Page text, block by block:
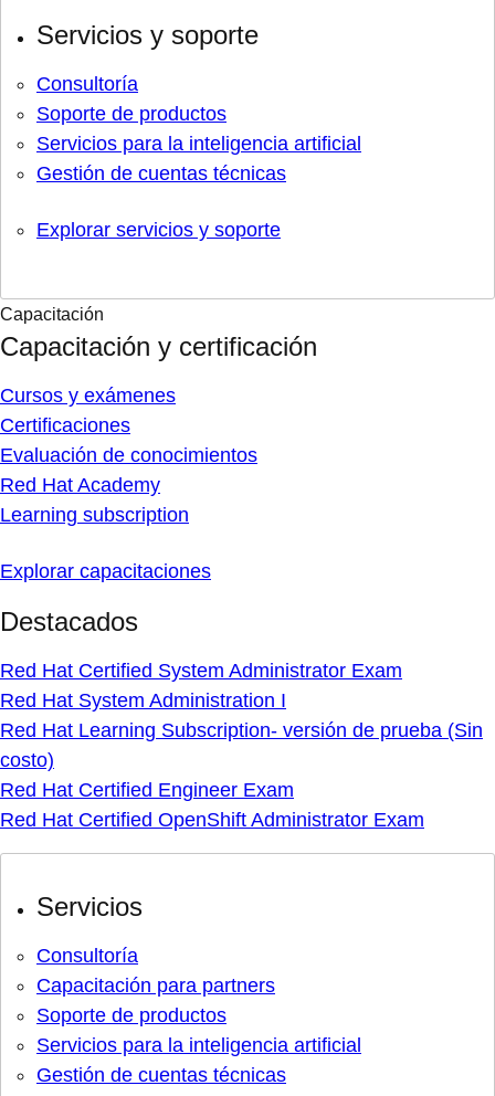
Servicios y soporte
Consultoría
Soporte de productos
Servicios para la inteligencia artificial
Gestión de cuentas técnicas
Explorar servicios y soporte
Capacitación
Capacitación y certificación
Cursos y exámenes
Certificaciones
Evaluación de conocimientos
Red Hat Academy
Learning subscription
Explorar capacitaciones
Destacados
Red Hat Certified System Administrator Exam
Red Hat System Administration I
Red Hat Learning Subscription- versión de prueba (Sin
costo)
Red Hat Certified Engineer Exam
Red Hat Certified OpenShift Administrator Exam
Servicios
Consultoría
Capacitación para partners
Soporte de productos
Servicios para la inteligencia artificial
Gestión de cuentas técnicas